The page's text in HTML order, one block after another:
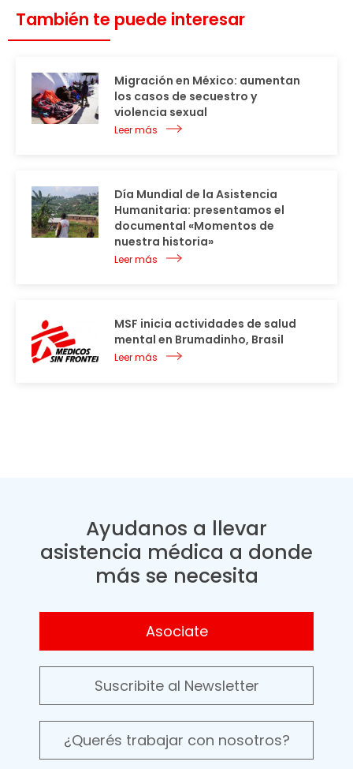
También te puede interesar
Migración en México: aumentan
los casos de secuestro y
violencia sexual
Leer más
Día Mundial de la Asistencia
Humanitaria: presentamos el
documental «Momentos de
nuestra historia»
Leer más
MSF inicia actividades de salud
mental en Brumadinho, Brasil
Leer más
Ayudanos a llevar
asistencia médica a donde
más se necesita
Asociate
Suscribite al Newsletter
¿Querés trabajar con nosotros?